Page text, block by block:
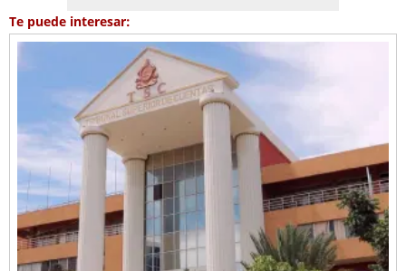
Te puede interesar: